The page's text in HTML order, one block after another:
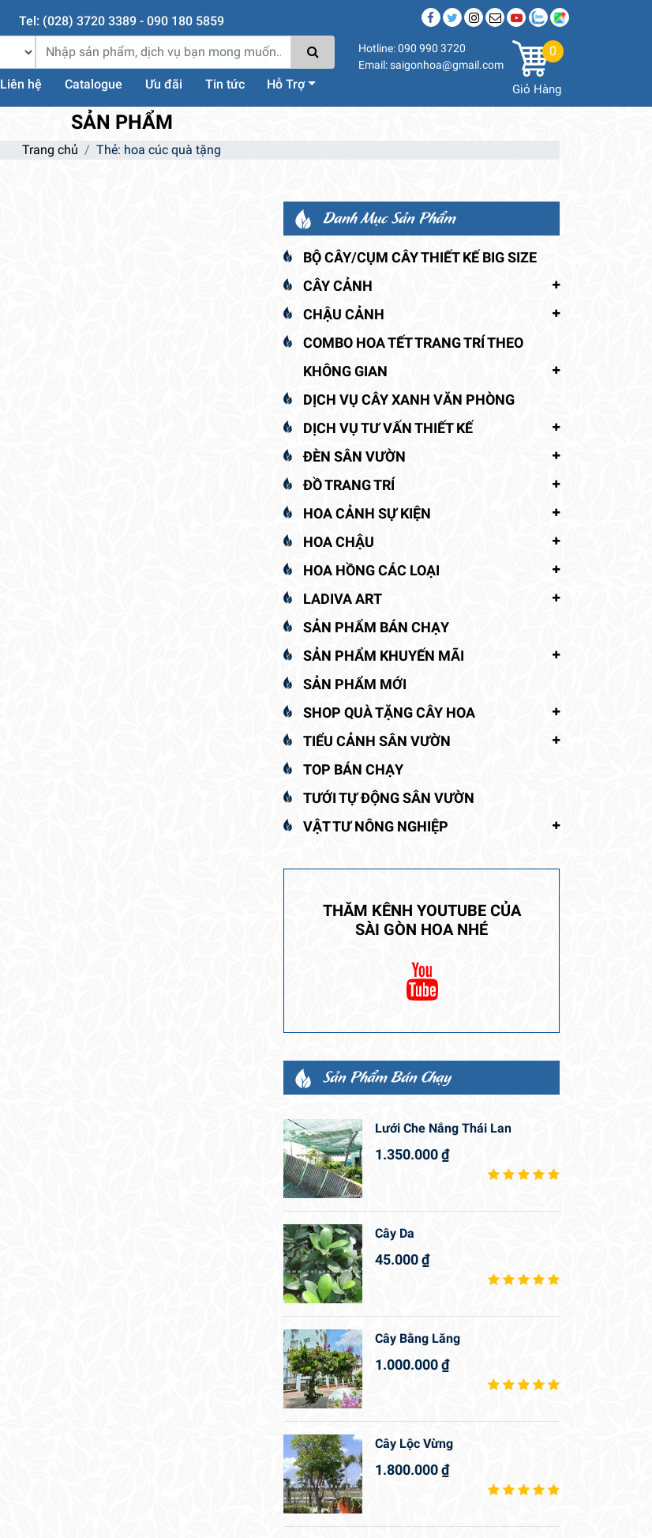
Tel: (028) 3720 3389 - 090 180 5859
Liên hệ Catalogue Ưu đãi Tin tức Hỗ Trợ
Hotline: 090 990 3720
Email: saigonhoa@gmail.com
0
Giỏ Hàng
SẢN PHẨM
Trang chủ Thẻ: hoa cúc quà tặng
Danh Mục Sản Phẩm
BỘ CÂY/CỤM CÂY THIẾT KẾ BIG SIZE
CÂY CẢNH
CHẬU CẢNH
COMBO HOA TẾT TRANG TRÍ THEO
KHÔNG GIAN
DỊCH VỤ CÂY XANH VĂN PHÒNG
DỊCH VỤ TƯ VẤN THIẾT KẾ
ĐÈN SÂN VƯỜN
ĐỒ TRANG TRÍ
HOA CẢNH SỰ KIỆN
HOA CHẬU
HOA HỒNG CÁC LOẠI
LADIVA ART
SẢN PHẨM BÁN CHẠY
SẢN PHẨM KHUYẾN MÃI
SẢN PHẨM MỚI
SHOP QUÀ TẶNG CÂY HOA
TIỂU CẢNH SÂN VƯỜN
TOP BÁN CHẠY
TƯỚI TỰ ĐỘNG SÂN VƯỜN
VẬT TƯ NÔNG NGHIỆP
THĂM KÊNH YOUTUBE CỦA
SÀI GÒN HOA NHÉ
Sản Phẩm Bán Chạy
Lưới Che Nắng Thái Lan
1.350.000₫
Cây Da
45.000₫
Cây Bằng Lăng
1.000.000₫
Cây Lộc Vừng
1.800.000₫